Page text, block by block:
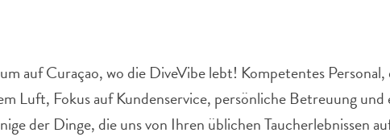
auf Curaçao, wo die DiveVibe lebt! Kompetentes Personal,
Luft, Fokus auf Kundenservice, persönliche Betreuung und
der Dinge, die uns von Ihren üblichen Taucherlebnissen